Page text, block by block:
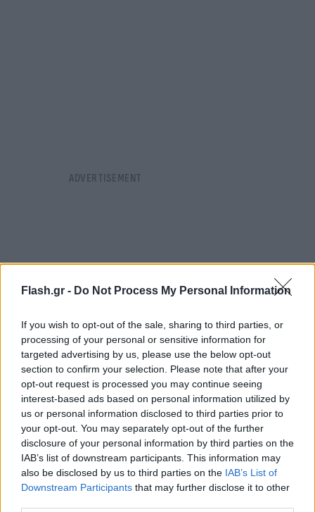
Flash.gr - Do Not Process My Personal Information
If you wish to opt-out of the sale, sharing to third parties, or
processing of your personal or sensitive information for
targeted advertising by us, please use the below opt-out
section to confirm your selection. Please note that after your
opt-out request is processed you may continue seeing
interest-based ads based on personal information utilized by
us or personal information disclosed to third parties prior to
your opt-out. You may separately opt-out of the further
disclosure of your personal information by third parties on the
IAB’s list of downstream participants. This information may
also be disclosed by us to third parties on the IAB’s List of
Downstream Participants that may further disclose it to other
Ο ηλικιωμένος είχε εξαφανιστεί από την περιοχή
των Μελισσίων.
Οι συνθήκες κάτω από τις οποίες βρέθηκε στο